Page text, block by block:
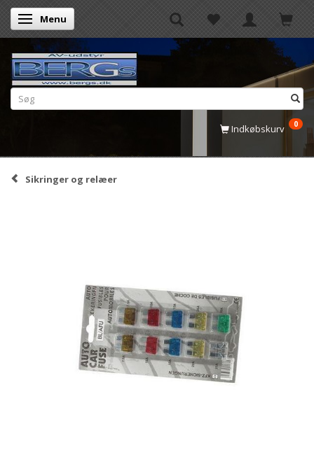
Skifte navigation
Menu
Indkøbskurv 0
Sikringer og relæer